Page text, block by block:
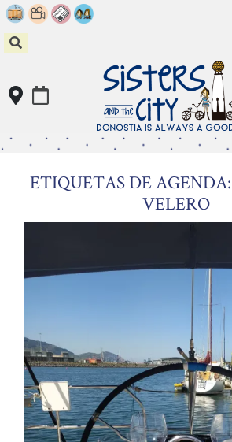
Skip
to
content
ETIQUETAS DE
VELERO